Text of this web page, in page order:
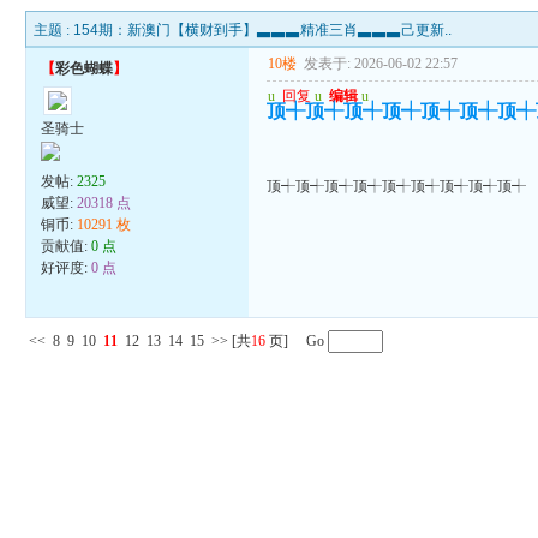
主题 : 154期：新澳门【横财到手】▃▃▃精准三肖▃▃▃己更新..
【彩色蝴蝶】
圣骑士
发帖:2325
威望:20318 点
铜币: 10291 枚
贡献值:0 点
好评度:0 点
10楼 发表于: 2026-06-02 22:57
u 回复 u 编辑 u
顶┽顶┽顶┽顶┽顶┽顶┽顶
顶┽顶┽顶┽顶┽顶┽顶┽顶┽顶┽顶┽
<< 8 9 10 11 12 13 14 15 >> [共16 页] Go